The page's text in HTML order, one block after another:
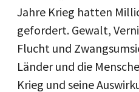
Jahre Krieg hatten
gefordert. Gewalt,
Flucht und
Länder und die
Krieg und seine